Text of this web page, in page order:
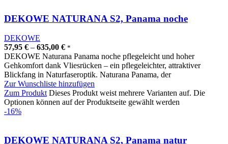
DEKOWE NATURANA S2, Panama noche
DEKOWE
57,95 € – 635,00 € *
DEKOWE Naturana Panama noche pflegeleicht und hoher
Gehkomfort dank Vliesrücken – ein pflegeleichter, attraktiver
Blickfang in Naturfaseroptik. Naturana Panama, der
Zur Wunschliste hinzufügen
Zum Produkt Dieses Produkt weist mehrere Varianten auf. Die
Optionen können auf der Produktseite gewählt werden
-16%
DEKOWE NATURANA S2, Panama natur